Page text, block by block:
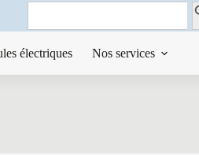
Search
électriques Nos services